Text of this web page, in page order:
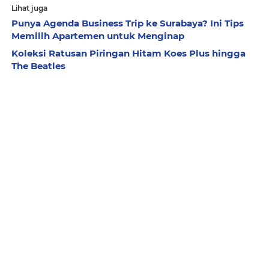
Lihat juga
Punya Agenda Business Trip ke Surabaya? Ini Tips
Memilih Apartemen untuk Menginap
Koleksi Ratusan Piringan Hitam Koes Plus hingga
The Beatles